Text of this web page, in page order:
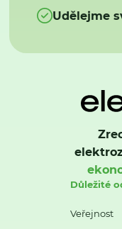
Udělejme
Důležité
Veřejnost